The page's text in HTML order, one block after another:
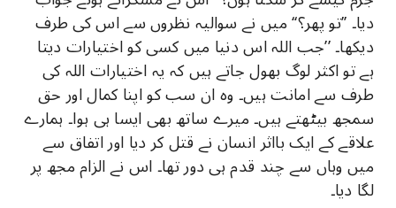
دیا۔ ’’تو پھر؟‘‘ میں نے سوالیہ نظروں سے اس کی طرف
دیکھا۔ ’’جب اللہ اس دنیا میں کسی کو اختیارات دیتا
ہے تو اکثر لوگ بھول جاتے ہیں کہ یہ اختیارات اللہ کی
طرف سے امانت ہیں۔ وہ ان سب کو اپنا کمال اور حق
سمجھ بیٹھتے ہیں۔ میرے ساتھ بھی ایسا ہی ہوا۔ ہمارے
علاقے کے ایک بااثر انسان نے قتل کر دیا اور اتفاق سے
میں وہاں سے چند قدم ہی دور تھا۔ اس نے الزام مجھ پر
لگا دیا۔